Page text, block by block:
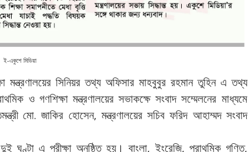
ই-একুশে মিডিয়া
মন্ত্রণালয়ের সিনিয়র তথ্য অফিসার মাহবুবুর রহমান তুহিন এ তথ্য
ও গণশিক্ষা মন্ত্রণালয়ের সভাকক্ষে সংবাদ সম্মেলনের মাধ্যমে
মো.জাকির হোসেন, মন্ত্রণালয়ের সচিব ফরিদ আহাম্মদ সংবাদ
দুই ঘণ্টা এ পরীক্ষা অনুষ্ঠিত হয়। বাংলা,ইংরেজি, প্রাথমিক গণিত,